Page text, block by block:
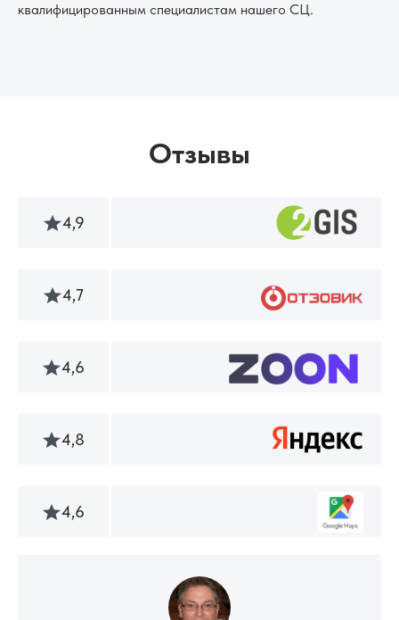
квалифицированным специалистам нашего СЦ.
Отзывы
4,9
4,7
4,6
4,8
4,6